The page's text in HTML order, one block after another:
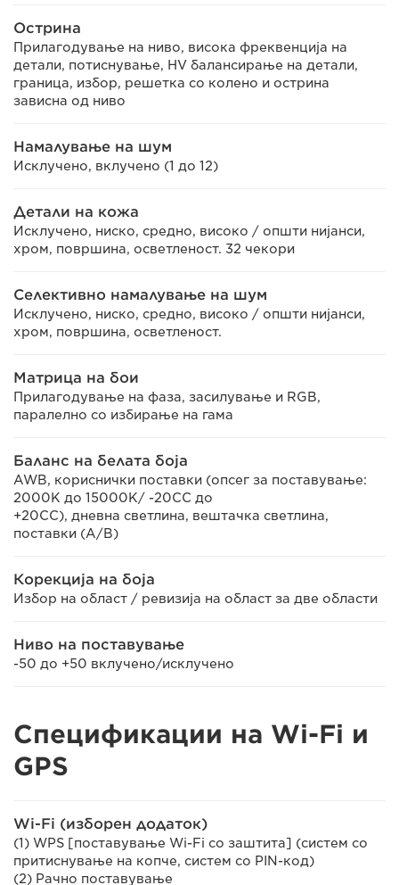
Острина
Прилагодување на ниво, висока фреквенција на
детали, потиснување, HV балансирање на детали,
граница, избор, решетка со колено и острина
зависна од ниво
Намалување на шум
Исклучено, вклучено (1 до 12)
Детали на кожа
Исклучено, ниско, средно, високо / општи нијанси,
хром, површина, осветленост. 32 чекори
Селективно намалување на шум
Исклучено, ниско, средно, високо / општи нијанси,
хром, површина, осветленост.
Матрица на бои
Прилагодување на фаза, засилување и RGB,
паралелно со избирање на гама
Баланс на белата боја
AWB, кориснички поставки (опсег за поставување:
2000K до 15000K/ -20CC до
+20CC), дневна светлина, вештачка светлина,
поставки (A/B)
Корекција на боја
Избор на област / ревизија на област за две области
Ниво на поставување
-50 до +50 вклучено/исклучено
Спецификации на Wi-Fi и
GPS
Wi-Fi (изборен додаток)
(1) WPS [поставување Wi-Fi со заштита] (систем со
притиснување на копче, систем со PIN-код)
(2) Рачно поставување